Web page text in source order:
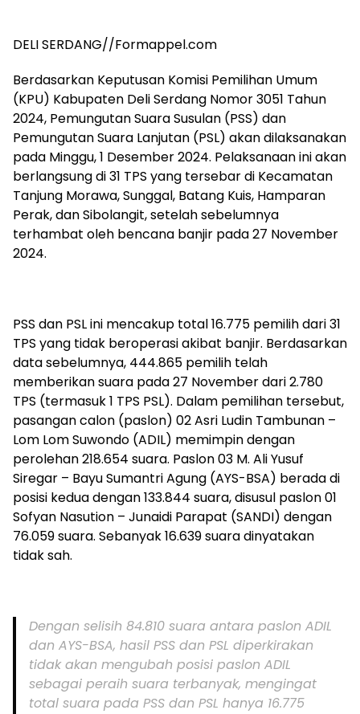
DELI SERDANG//Formappel.com
Berdasarkan Keputusan Komisi Pemilihan Umum
(KPU) Kabupaten Deli Serdang Nomor 3051 Tahun
2024, Pemungutan Suara Susulan (PSS) dan
Pemungutan Suara Lanjutan (PSL) akan dilaksanakan
pada Minggu, 1 Desember 2024. Pelaksanaan ini akan
berlangsung di 31 TPS yang tersebar di Kecamatan
Tanjung Morawa, Sunggal, Batang Kuis, Hamparan
Perak, dan Sibolangit, setelah sebelumnya
terhambat oleh bencana banjir pada 27 November
2024.
PSS dan PSL ini mencakup total 16.775 pemilih dari 31
TPS yang tidak beroperasi akibat banjir. Berdasarkan
data sebelumnya, 444.865 pemilih telah
memberikan suara pada 27 November dari 2.780
TPS (termasuk 1 TPS PSL). Dalam pemilihan tersebut,
pasangan calon (paslon) 02 Asri Ludin Tambunan –
Lom Lom Suwondo (ADIL) memimpin dengan
perolehan 218.654 suara. Paslon 03 M. Ali Yusuf
Siregar – Bayu Sumantri Agung (AYS-BSA) berada di
posisi kedua dengan 133.844 suara, disusul paslon 01
Sofyan Nasution – Junaidi Parapat (SANDI) dengan
76.059 suara. Sebanyak 16.639 suara dinyatakan
tidak sah.
Dengan selisih 84.810 suara antara paslon ADIL
dan AYS-BSA, hasil PSS dan PSL diperkirakan
tidak akan mengubah posisi paslon ADIL
sebagai peraih suara terbanyak, mengingat
total suara pada PSS dan PSL hanya 16.775